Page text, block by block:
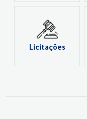
Licitações